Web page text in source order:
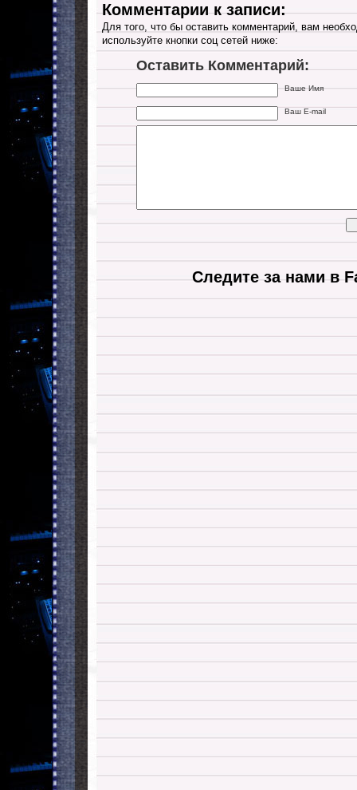
Комментарии к записи:
Для того, что бы оставить комментарий, вам
используйте кнопки соц сетей ниже:
Оставить Комментарий:
Ваше Имя
Ваш E-mail
Следите за нами в